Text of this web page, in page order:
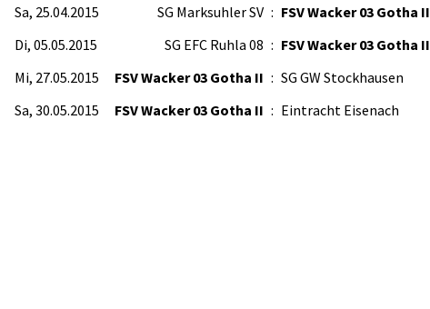
Sa, 25.04.2015 SG Marksuhler SV : FSV Wacker 03 Gotha II
Di, 05.05.2015 SG EFC Ruhla 08 : FSV Wacker 03 Gotha II
Mi, 27.05.2015 FSV Wacker 03 Gotha II : SG GW Stockhausen
Sa, 30.05.2015 FSV Wacker 03 Gotha II : Eintracht Eisenach